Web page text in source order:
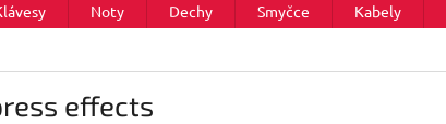
Noty Dechy Smyčce Kabely
effects